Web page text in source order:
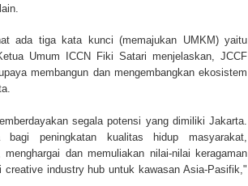
ada tiga kata kunci (memajukan UMKM) yaitu
Umum ICCN Fiki Satari menjelaskan, JCCF
membangun dan mengembangkan ekosistem
segala potensi yang dimiliki Jakarta.
peningkatan kualitas hidup masyarakat,
dan memuliakan nilai-nilai keragaman
industry hub untuk kawasan Asia-Pasifik,"